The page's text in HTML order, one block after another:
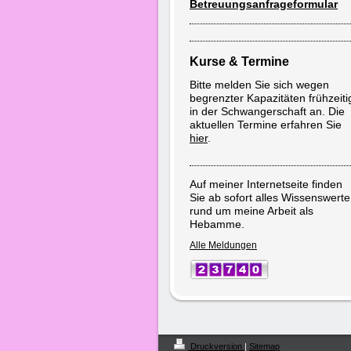
Betreuungsanfrageformular
Kurse & Termine
Bitte melden Sie sich wegen
begrenzter Kapazitäten
in der Schwangerschaft an. Die
aktuellen Termine erfahren Sie
hier.
Auf meiner Internetseite finden
Sie ab sofort alles Wissenswerte
rund um meine Arbeit als
Hebamme.
Alle Meldungen
Druckversion | Sitemap